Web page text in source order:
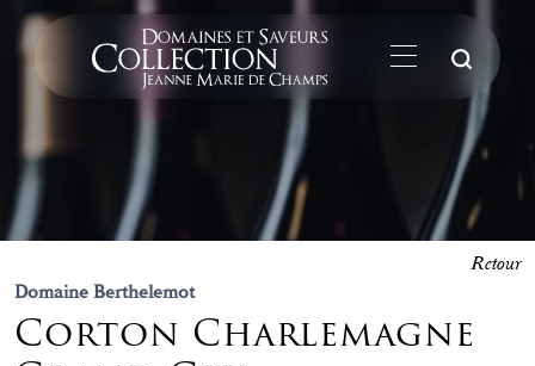
Domaine Berthelemot
Corton Charlemagne
Retour